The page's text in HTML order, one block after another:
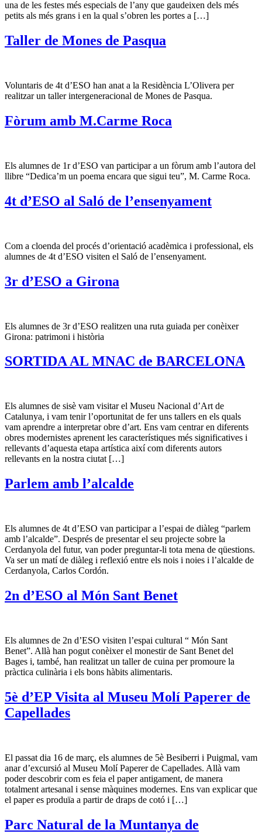
una de les festes més especials de l’any que gaudeixen dels més
petits als més grans i en la qual s’obren les portes a […]
Taller de Mones de Pasqua
Voluntaris de 4t d’ESO han anat a la Residència L’Olivera per
realitzar un taller intergeneracional de Mones de Pasqua.
Fòrum amb M.Carme Roca
Els alumnes de 1r d’ESO van participar a un fòrum amb l’autora del
llibre “Dedica’m un poema encara que sigui teu”, M. Carme Roca.
4t d’ESO al Saló de l’ensenyament
Com a cloenda del procés d’orientació acadèmica i professional, els
alumnes de 4t d’ESO visiten el Saló de l’ensenyament.
3r d’ESO a Girona
Els alumnes de 3r d’ESO realitzen una ruta guiada per conèixer
Girona: patrimoni i història
SORTIDA AL MNAC de BARCELONA
Els alumnes de sisè vam visitar el Museu Nacional d’Art de
Catalunya, i vam tenir l’oportunitat de fer uns tallers en els quals
vam aprendre a interpretar obre d’art. Ens vam centrar en diferents
obres modernistes aprenent les característiques més significatives i
rellevants d’aquesta etapa artística així com diferents autors
rellevants en la nostra ciutat […]
Parlem amb l’alcalde
Els alumnes de 4t d’ESO van participar a l’espai de diàleg “parlem
amb l’alcalde”. Després de presentar el seu projecte sobre la
Cerdanyola del futur, van poder preguntar-li tota mena de qüestions.
Va ser un matí de diàleg i reflexió entre els nois i noies i l’alcalde de
Cerdanyola, Carlos Cordón.
2n d’ESO al Món Sant Benet
Els alumnes de 2n d’ESO visiten l’espai cultural “ Món Sant
Benet”. Allà han pogut conèixer el monestir de Sant Benet del
Bages i, també, han realitzat un taller de cuina per promoure la
pràctica culinària i els bons hàbits alimentaris.
5è d’EP Visita al Museu Molí Paperer de
Capellades
El passat dia 16 de març, els alumnes de 5è Besiberri i Puigmal, vam
anar d’excursió al Museu Molí Paperer de Capellades. Allà vam
poder descobrir com es feia el paper antigament, de manera
totalment artesanal i sense màquines modernes. Ens van explicar que
el paper es produïa a partir de draps de cotó i […]
Parc Natural de la Muntanya de